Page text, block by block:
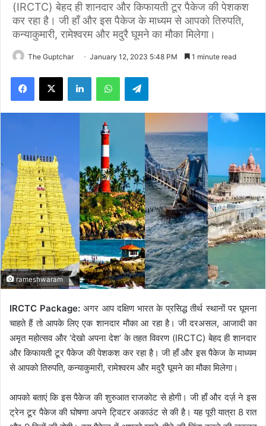
(IRCTC) बेहद ही शानदार और किफायती टूर पैकेज की पेशकश
कर रहा है। जी हाँ और इस पैकेज के माध्यम से आपको तिरुपति,
कन्याकुमारी, रामेश्वरम और मदुरै घूमने का मौका मिलेगा।
The Guptchar January 12, 2023 5:48 PM 1 minute read
rameshwaram
IRCTC Package: अगर आप दक्षिण भारत के प्रसिद्ध तीर्थ स्थानों पर घूमना
चाहते हैं तो आपके लिए एक शानदार मौका आ रहा है। जी दरअसल, आजादी का
अमृत महोत्सव और ‘देखो अपना देश’ के तहत विवरण (IRCTC) बेहद ही शानदार
और किफायती टूर पैकेज की पेशकश कर रहा है। जी हाँ और इस पैकेज के माध्यम
से आपको तिरुपति, कन्याकुमारी, रामेश्वरम और मदुरै घूमने का मौका मिलेगा।
आपको बताएं कि इस पैकेज की शुरुआत राजकोट से होगी। जी हाँ और दर्ज़ ने इस
ट्रेन टूर पैकेज की घोषणा अपने ट्विटर अकाउंट से की है। यह पूरी यात्रा 8 रात